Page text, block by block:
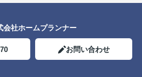
会社ホームプランナー
お問い合わせ